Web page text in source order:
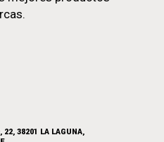
22, 38201 LA LAGUNA,